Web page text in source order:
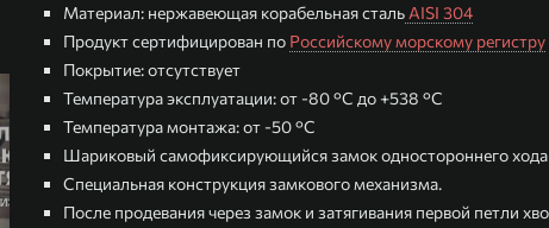
Материал: нержавеющая корабельная сталь AISI 304
Продукт сертифицирован по Российскому морскому регистру
Покрытие: отсутствует
Температура эксплуатации: от -80 °С до +538 °С
Температура монтажа: от -50 °С
Шариковый самофиксирующийся замок одностороннего хода
Специальная конструкция замкового механизма.
После продевания через замок и затягивания первой петли